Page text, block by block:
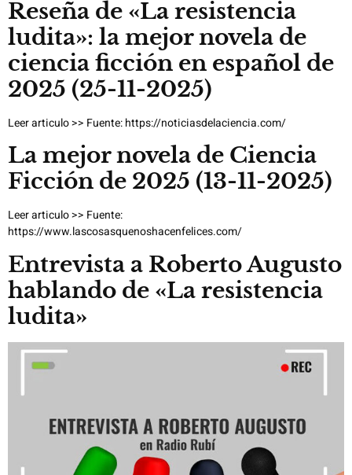
Reseña de «La resistencia
ludita»: la mejor novela de
ciencia ficción en español de
2025 (25-11-2025)
Leer articulo >> Fuente: https://noticiasdelaciencia.com/
La mejor novela de Ciencia
Ficción de 2025 (13-11-2025)
Leer articulo >> Fuente:
https://www.lascosasquenoshacenfelices.com/
Entrevista a Roberto Augusto
hablando de «La resistencia
ludita»